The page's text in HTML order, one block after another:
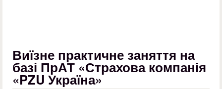
Виїзне практичне заняття на
базі ПрАТ «Страхова компанія
«PZU Україна»